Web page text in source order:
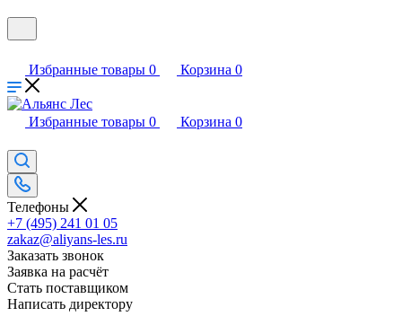
Избранные товары 0 Корзина 0
Избранные товары 0 Корзина 0
Телефоны
+7 (495) 241 01 05
zakaz@aliyans-les.ru
Заказать звонок
Заявка на расчёт
Стать поставщиком
Написать директору